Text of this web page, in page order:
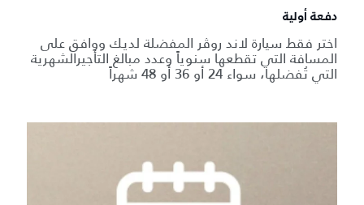
دفعة أولية
اختر فقط سيارة لاند روڤر المفضلة لديك ووافق على
المسافة التي تقطعها سنوياً وعدد مبالغ التأجيرالشهرية
التي تُفضلها، سواء 24 أو 36 أو 48 شهراً